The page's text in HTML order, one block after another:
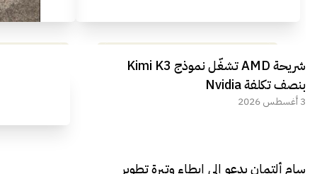
مراجعة شاملة لعملاق الألعاب
الجديد REDMAGIC 11 AIR
شريحة AMD تشغّل نموذج Kimi K3
بنصف تكلفة Nvidia
3 أغسطس 2026
سام ألتمان يدعو إلى إبطاء وتيرة تطوير